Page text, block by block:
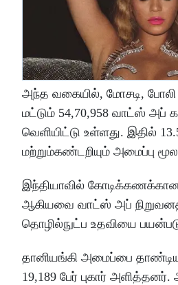
அந்த வகையில், மோசடி, போலி
மட்டும் 54,70,958 வாட்ஸ்
வெளியிட்டு உள்ளது. இதில்
மற்றும்கண்டறியும் அமைப்பு
இந்தியாவில் கோடிக்கணக்கான
ஆகியவை வாட்ஸ் அப்
தொழில்நுட்ப உதவியை
தானியங்கி அமைப்பை
19,189 பேர் புகார்